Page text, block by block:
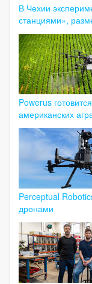
В Чехии
станциями»,
Powerus
американских
Perceptual
дронами